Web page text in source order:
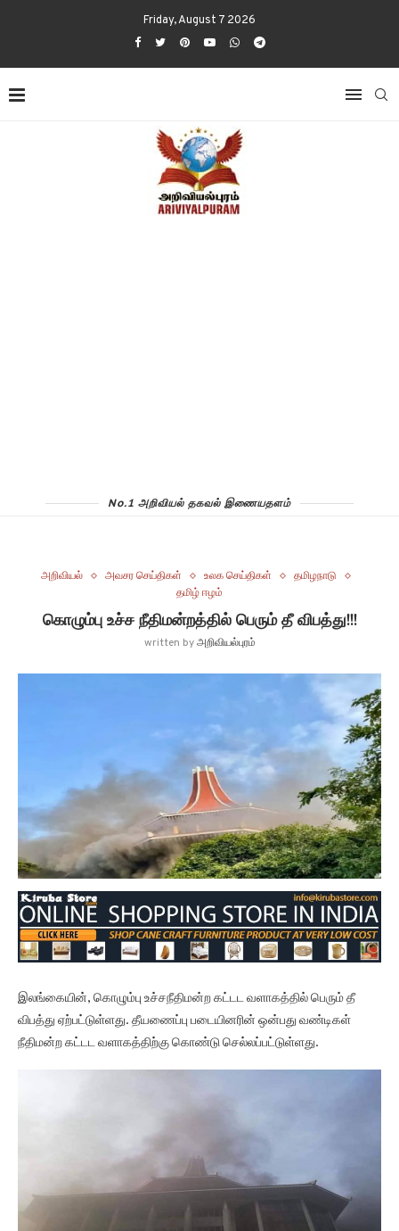
Friday, August 7 2026
No.1 அறிவியல் தகவல் இணையதளம்
அறிவியல் அவசர செய்திகள் உலக செய்திகள்
தமிழநாடு
தமிழ் ஈழம்
கொழும்பு உச்ச நீதிமன்றத்தில் பெரும் தீ விபத்து!!!
written byஅறிவியல்புரம்
இலங்கையின், கொழும்பு உச்சநீதிமன்ற கட்டட வளாகத்தில் பெரும் தீ
விபத்து ஏற்பட்டுள்ளது. தீயணைப்பு படையினரின் ஒன்பது வண்டிகள்
நீதிமன்ற கட்டட வளாகத்திற்கு கொண்டு செல்லப்பட்டுள்ளது.